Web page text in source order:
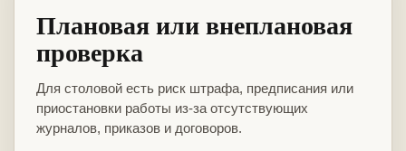
Плановая или внеплановая
проверка
Для столовой есть риск штрафа, предписания или
приостановки работы из-за отсутствующих
журналов, приказов и договоров.